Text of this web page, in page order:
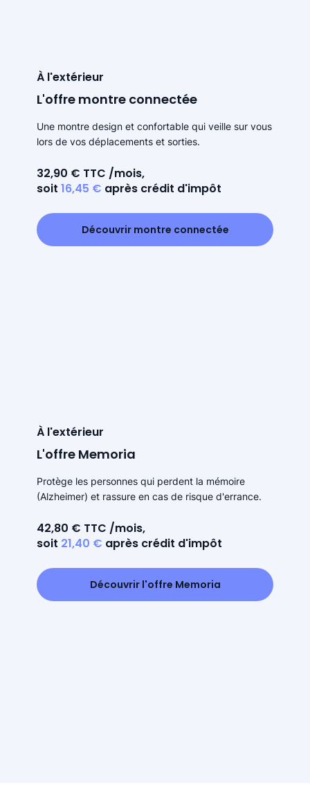
À l'extérieur
L'offre montre connectée
Une montre design et confortable qui veille sur vous
lors de vos déplacements et sorties.
32,90 € TTC /mois,
soit 16,45 € après crédit d'impôt
Découvrir montre connectée
À l'extérieur
L'offre Memoria
Protège les personnes qui perdent la mémoire
(Alzheimer) et rassure en cas de risque d'errance.
42,80 € TTC /mois,
soit 21,40 € après crédit d'impôt
Découvrir l'offre Memoria